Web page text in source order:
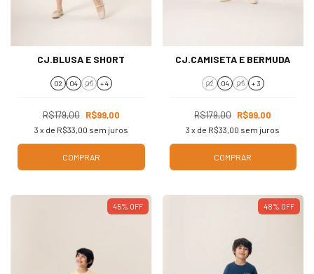
CJ.BLUSA E SHORT
02 04 06 + 4
R$179,00 R$99,00
3 x de R$33,00 sem juros
COMPRAR
CJ.CAMISETA E BERMUDA
02 04 06 + 3
R$179,00 R$99,00
3 x de R$33,00 sem juros
COMPRAR
45% OFF 48% OFF